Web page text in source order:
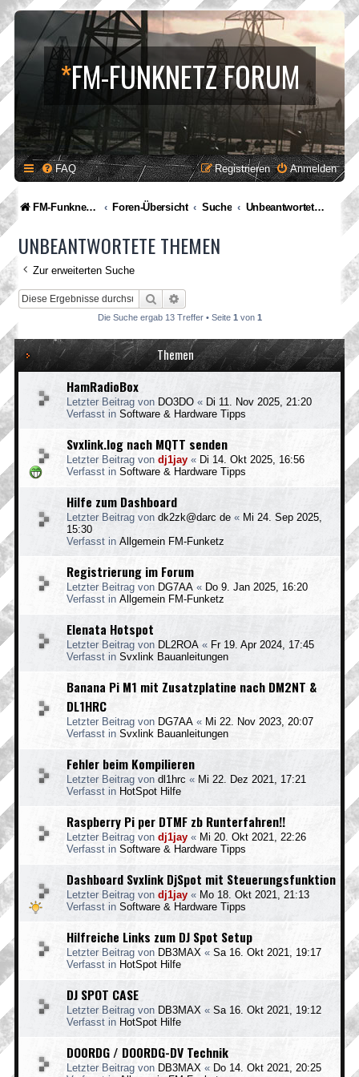
*FM-FUNKNETZ FORUM
FAQ Anmelden
Registrieren
FM-Funknetz Relaisverbund Foren-Übersicht Suche Unbeantwortete Themen
UNBEANTWORTETE THEMEN
Zur erweiterten Suche
Suche
Die Suche ergab 13 Treffer • Seite 1 von 1
Themen
HamRadioBox
Letzter Beitrag von DO3DO « Di 11. Nov 2025, 21:20
Verfasst in Software & Hardware Tipps
Svxlink.log nach MQTT senden
Letzter Beitrag von dj1jay « Di 14. Okt 2025, 16:56
Verfasst in Software & Hardware Tipps
Hilfe zum Dashboard
Letzter Beitrag von dk2zk@darc de « Mi 24. Sep 2025,
15:30
Verfasst in Allgemein FM-Funketz
Registrierung im Forum
Letzter Beitrag von DG7AA « Do 9. Jan 2025, 16:20
Verfasst in Allgemein FM-Funketz
Elenata Hotspot
Letzter Beitrag von DL2ROA « Fr 19. Apr 2024, 17:45
Verfasst in Svxlink Bauanleitungen
Banana Pi M1 mit Zusatzplatine nach DM2NT &
DL1HRC
Letzter Beitrag von DG7AA « Mi 22. Nov 2023, 20:07
Verfasst in Svxlink Bauanleitungen
Fehler beim Kompilieren
Letzter Beitrag von dl1hrc « Mi 22. Dez 2021, 17:21
Verfasst in HotSpot Hilfe
Raspberry Pi per DTMF zb Runterfahren!!
Letzter Beitrag von dj1jay « Mi 20. Okt 2021, 22:26
Verfasst in Software & Hardware Tipps
Dashboard Svxlink DjSpot mit Steuerungsfunktion
Letzter Beitrag von dj1jay « Mo 18. Okt 2021, 21:13
Verfasst in Software & Hardware Tipps
Hilfreiche Links zum DJ Spot Setup
Letzter Beitrag von DB3MAX « Sa 16. Okt 2021, 19:17
Verfasst in HotSpot Hilfe
DJ SPOT CASE
Letzter Beitrag von DB3MAX « Sa 16. Okt 2021, 19:12
Verfasst in HotSpot Hilfe
DO0RDG / DO0RDG-DV Technik
Letzter Beitrag von DB3MAX « Do 14. Okt 2021, 20:25